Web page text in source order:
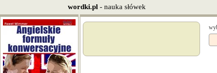
wordki.pl - nauka słówek